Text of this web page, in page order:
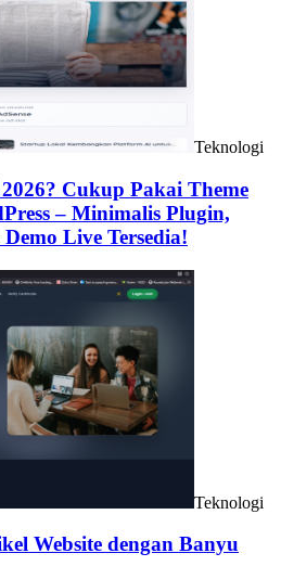
Teknologi
Cukup Pakai Theme
– Minimalis Plugin,
Live Tersedia!
Teknologi
Website dengan Banyu